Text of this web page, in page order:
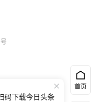
械信
首页
码下载今日头条